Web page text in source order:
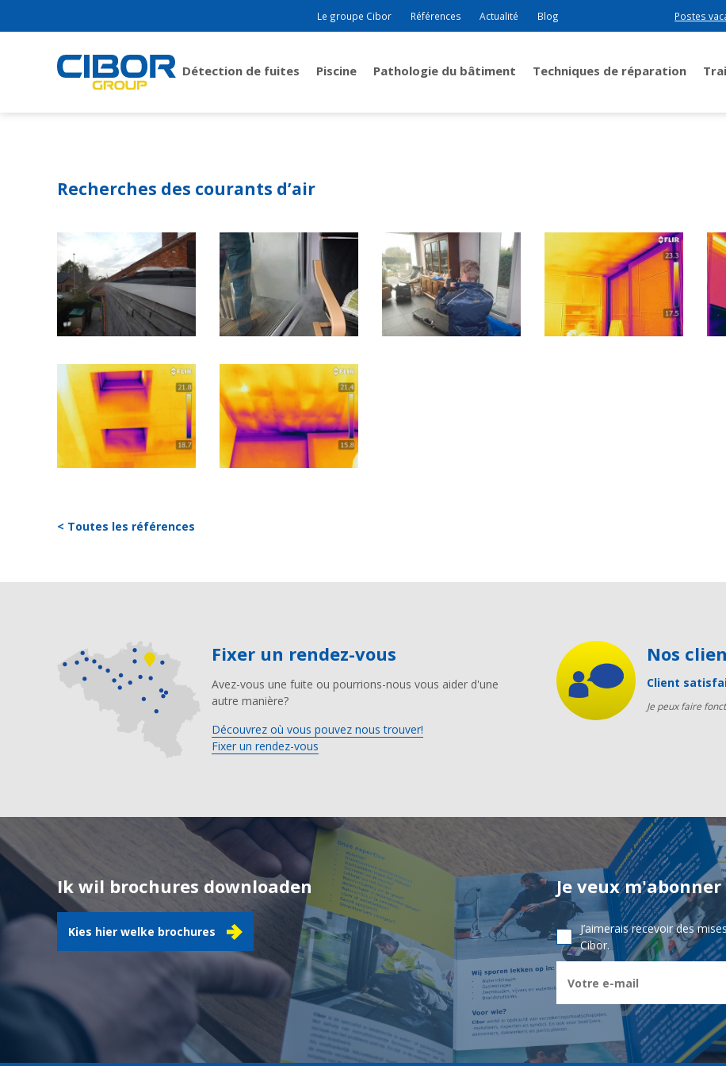
Le groupe Cibor Références Actualité Blog Postes
Détection de fuites Piscine Pathologie du bâtiment Techniques de réparation
Recherches des courants d’air
< Toutes les références
Fixer un rendez-vous
Avez-vous une fuite ou pourrions-nous vous aider d'une
autre manière?
Découvrez où vous pouvez nous trouver!
Fixer un rendez-vous
Nos
Client
Je peux faire
Ik wil brochures downloaden
Kies hier welke brochures
Je veux
J’aimerais recevoir des
Cibor.